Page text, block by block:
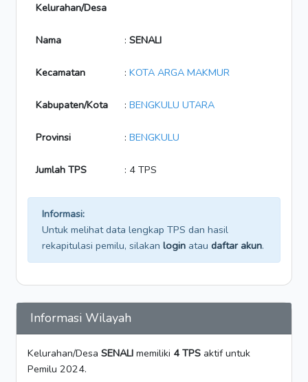
Kelurahan/Desa
Nama : SENALI
Kecamatan : KOTA ARGA MAKMUR
Kabupaten/Kota : BENGKULU UTARA
Provinsi : BENGKULU
Jumlah TPS : 4 TPS
Informasi:
Untuk melihat data lengkap TPS dan hasil
rekapitulasi pemilu, silakan login atau daftar akun.
Informasi Wilayah
Kelurahan/Desa SENALI memiliki 4 TPS aktif untuk
Pemilu 2024.